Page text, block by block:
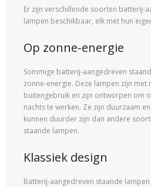
Er zijn verschillende soorten batterij-
lampen beschikbaar, elk met hun
Op zonne-energie
Sommige batterij-aangedreven
zonne-energie. Deze lampen zijn met
buitengebruik en zijn ontworpen om
nachts te werken. Ze zijn duurzaam
kunnen duurder zijn dan andere
staande lampen.
Klassiek design
Batterij-aangedreven staande